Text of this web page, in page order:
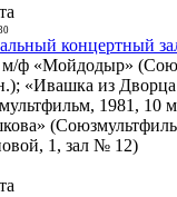
концертный
м/ф «Мойдодыр»
«Ивашка из
1981, 10
1, зал № 12)